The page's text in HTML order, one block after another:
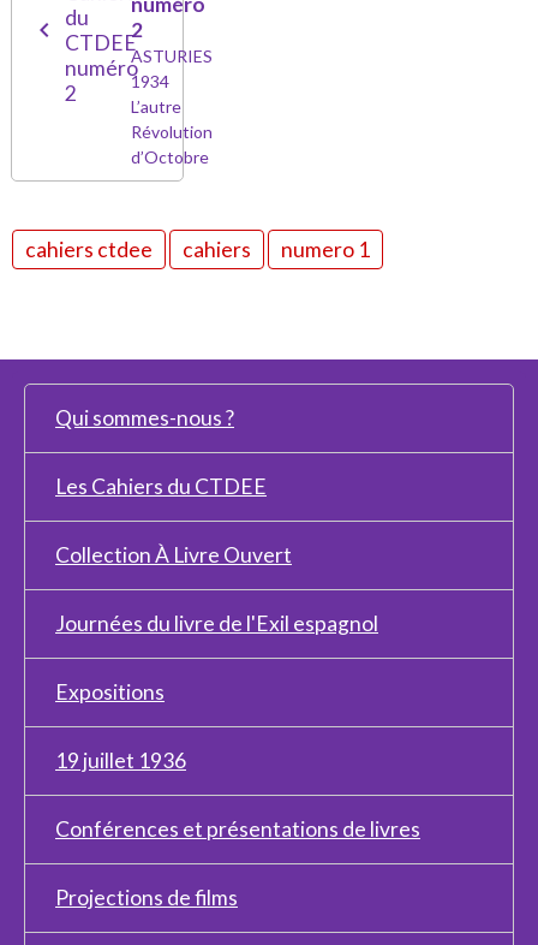
2
ASTURIES
1934
L’autre
Révolution
d’Octobre
cahiers ctdee cahiers numero 1
Qui sommes-nous ?
Les Cahiers du CTDEE
Collection À Livre Ouvert
Journées du livre de l'Exil espagnol
Expositions
19 juillet 1936
Conférences et présentations de livres
Projections de films